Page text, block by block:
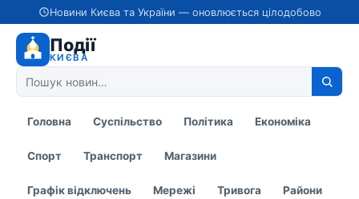
Новини Києва та України — оновлюється цілодобово
Події
КИЄВА
Головна Суспільство Політика Економіка
Спорт Транспорт Магазини
Графік відключень Мережі Тривога Райони